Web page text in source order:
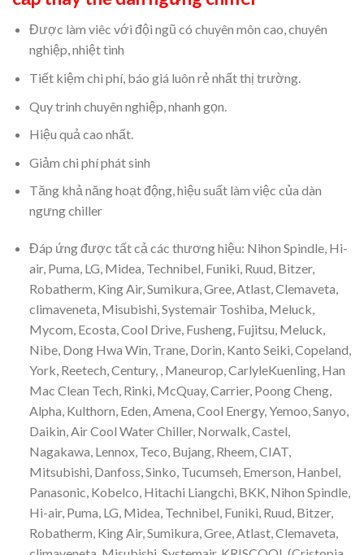
Được làm viêc với đội ngũ có chuyên môn cao, chuyên
nghiệp, nhiệt tình
Tiết kiệm chi phí, báo giá luôn rẻ nhất thị trường.
Quy trình chuyên nghiệp, nhanh gọn.
Hiệu quả cao nhất.
Giảm chi phí phát sinh
Tăng khả năng hoạt động, hiệu suất làm việc của dàn
ngưng chiller
Đáp ứng được tất cả các thương hiệu: Nihon Spindle, Hi-
air, Puma, LG, Midea, Technibel, Funiki, Ruud, Bitzer,
Robatherm, King Air, Sumikura, Gree, Atlast, Clemaveta,
climaveneta, Misubishi, Systemair Toshiba, Meluck,
Mycom, Ecosta, Cool Drive, Fusheng, Fujitsu, Meluck,
Nibe, Dong Hwa Win, Trane, Dorin, Kanto Seiki, Copeland,
York, Reetech, Century, , Maneurop, CarlyleKuenling, Han
Mac Clean Tech, Rinki, McQuay, Carrier, Poong Cheng,
Alpha, Kulthorn, Eden, Amena, Cool Energy, Yemoo, Sanyo,
Daikin, Air Cool Water Chiller, Norwalk, Castel,
Nagakawa, Lennox, Teco, Bujang, Rheem, CIAT,
Mitsubishi, Danfoss, Sinko, Tucumseh, Emerson, Hanbel,
Panasonic, Kobelco, Hitachi Liangchi, BKK, Nihon Spindle,
Hi-air, Puma, LG, Midea, Technibel, Funiki, Ruud, Bitzer,
Robatherm, King Air, Sumikura, Gree, Atlast, Clemaveta,